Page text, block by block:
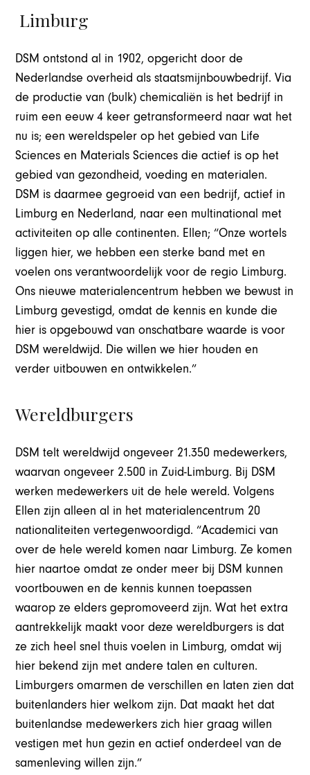
Limburg
DSM ontstond al in 1902, opgericht door de
Nederlandse overheid als staatsmijnbouwbedrijf. Via
de productie van (bulk) chemicaliën is het bedrijf in
ruim een eeuw 4 keer getransformeerd naar wat het
nu is; een wereldspeler op het gebied van Life
Sciences en Materials Sciences die actief is op het
gebied van gezondheid, voeding en materialen.
DSM is daarmee gegroeid van een bedrijf, actief in
Limburg en Nederland, naar een multinational met
activiteiten op alle continenten. Ellen; “Onze wortels
liggen hier, we hebben een sterke band met en
voelen ons verantwoordelijk voor de regio Limburg.
Ons nieuwe materialencentrum hebben we bewust in
Limburg gevestigd, omdat de kennis en kunde die
hier is opgebouwd van onschatbare waarde is voor
DSM wereldwijd. Die willen we hier houden en
verder uitbouwen en ontwikkelen.”
Wereldburgers
DSM telt wereldwijd ongeveer 21.350 medewerkers,
waarvan ongeveer 2.500 in Zuid-Limburg. Bij DSM
werken medewerkers uit de hele wereld. Volgens
Ellen zijn alleen al in het materialencentrum 20
nationaliteiten vertegenwoordigd. “Academici van
over de hele wereld komen naar Limburg. Ze komen
hier naartoe omdat ze onder meer bij DSM kunnen
voortbouwen en de kennis kunnen toepassen
waarop ze elders gepromoveerd zijn. Wat het extra
aantrekkelijk maakt voor deze wereldburgers is dat
ze zich heel snel thuis voelen in Limburg, omdat wij
hier bekend zijn met andere talen en culturen.
Limburgers omarmen de verschillen en laten zien dat
buitenlanders hier welkom zijn. Dat maakt het dat
buitenlandse medewerkers zich hier graag willen
vestigen met hun gezin en actief onderdeel van de
samenleving willen zijn.”